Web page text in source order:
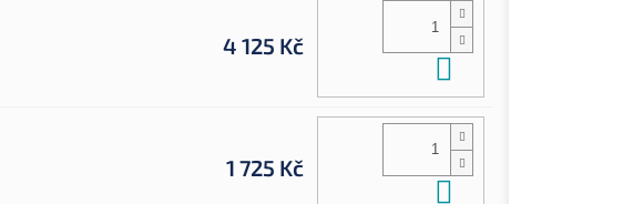
4 125 Kč
1 725 Kč